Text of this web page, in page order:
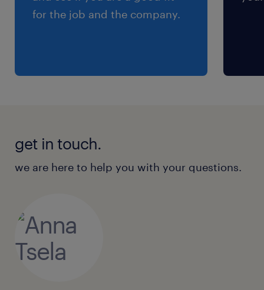
for the job and the company.
get in touch.
we are here to help you with your questions.